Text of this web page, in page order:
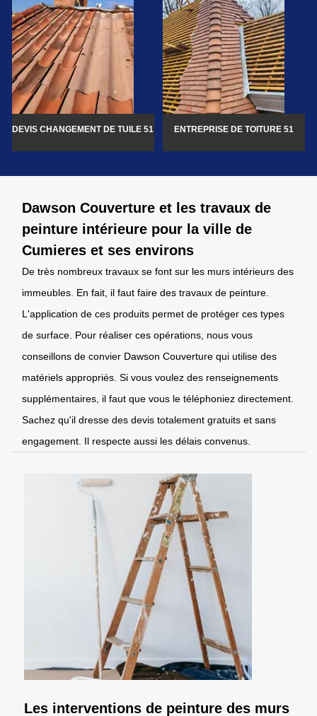
DEVIS CHANGEMENT DE TUILE 51 ENTREPRISE DE TOITURE 51
Dawson Couverture et les travaux de
peinture intérieure pour la ville de
Cumieres et ses environs
De très nombreux travaux se font sur les murs intérieurs des
immeubles. En fait, il faut faire des travaux de peinture.
L'application de ces produits permet de protéger ces types
de surface. Pour réaliser ces opérations, nous vous
conseillons de convier Dawson Couverture qui utilise des
matériels appropriés. Si vous voulez des renseignements
supplémentaires, il faut que vous le téléphoniez directement.
Sachez qu'il dresse des devis totalement gratuits et sans
engagement. Il respecte aussi les délais convenus.
Les interventions de peinture des murs